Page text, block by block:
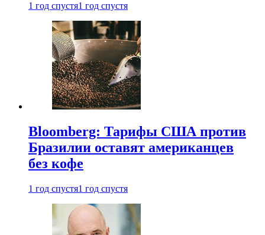
1 год спустя1 год спустя
Bloomberg: Тарифы США против
Бразилии оставят американцев
без кофе
1 год спустя1 год спустя